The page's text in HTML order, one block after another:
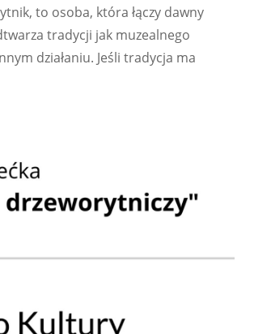
to osoba, która łączy dawny
tradycji jak muzealnego
działaniu. Jeśli tradycja ma